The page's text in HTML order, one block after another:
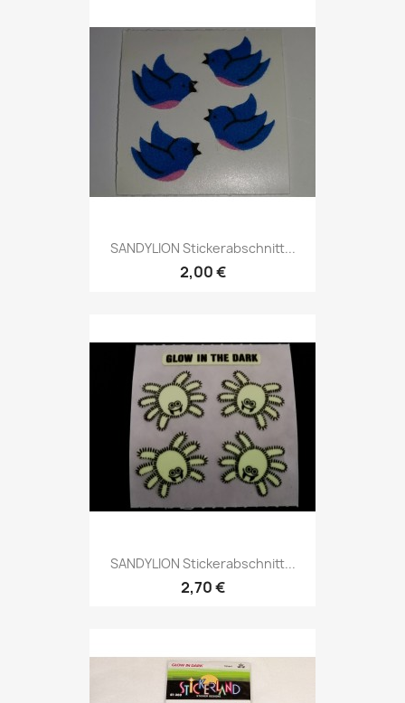
SANDYLION Stickerabschnitt...
2,00 €
SANDYLION Stickerabschnitt...
2,70 €